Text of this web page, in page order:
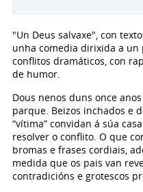
"Un Deus salvaxe", con
unha comedia dirixida a un
conflitos dramáticos, con
de humor.
Dous nenos duns once
parque. Beizos inchados e
“vítima” convidan á súa
resolver o conflito. O que
bromas e frases cordiais,
medida que os pais van
contradicións e grotescos